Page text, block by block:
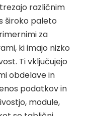
različnim
široko paleto
za
ki imajo nizko
Ti vključujejo
obdelave in
podatkov in
module,